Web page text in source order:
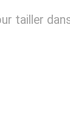
tailler